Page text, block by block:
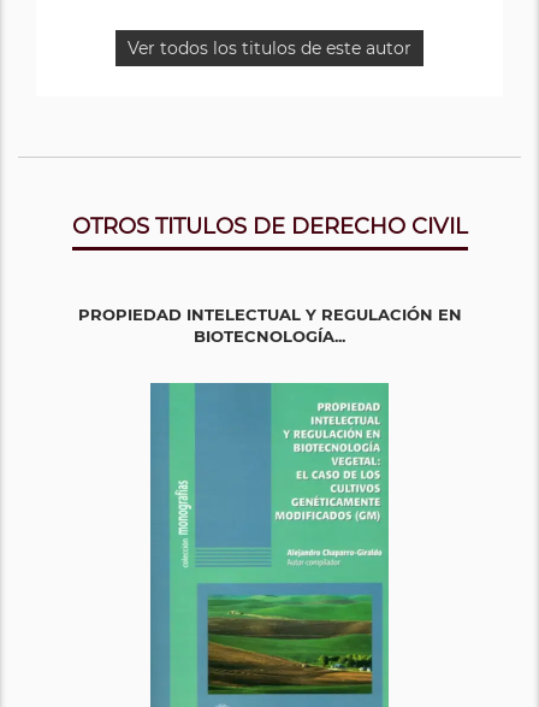
Ver todos los titulos de este autor
OTROS TITULOS DE DERECHO CIVIL
PROPIEDAD INTELECTUAL Y REGULACIÓN EN
BIOTECNOLOGÍA...